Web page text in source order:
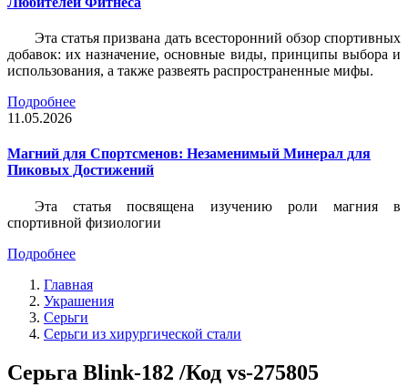
Эта статья призвана дать всесторонний обзор спортивных
добавок: их назначение, основные виды, принципы выбора и
использования, а также развеять распространенные мифы.
Подробнее
11.05.2026
Магний для Спортсменов: Незаменимый Минерал для
Пиковых Достижений
Эта статья посвящена изучению роли магния в
спортивной физиологии
Подробнее
Главная
Украшения
Серьги
Серьги из хирургической стали
Серьга Blink-182 /Код vs-275805